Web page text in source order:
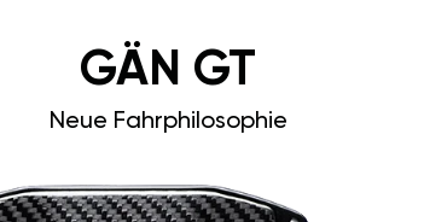
GÄN GT
Neue Fahrphilosophie